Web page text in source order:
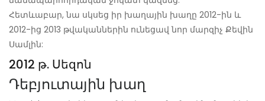
Հետևաբար, նա սկսեց իր խաղային խաղը 2012-ին և
2012-ից 2013 թվականներին ունեցավ նոր մարզիչ Քեվին
Սամլին:
2012 թ. Սեզոն
Դեբյուտային խաղ